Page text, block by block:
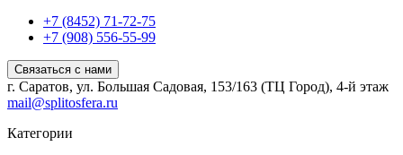
+7 (8452) 71-72-75
+7 (908) 556-55-99
Связаться с нами
г. Саратов, ул. Большая Садовая, 153/163 (ТЦ Город), 4-й этаж
mail@splitosfera.ru
Категории